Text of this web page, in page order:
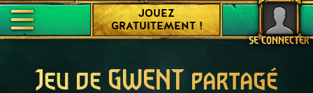
SE CONNECTER
JOUEZ
GRATUITEMENT !
Jeu de GWENT partagé